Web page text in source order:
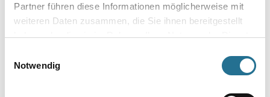
Partner führen diese Informationen möglicherweise mit
weiteren Daten zusammen, die Sie ihnen bereitgestellt
haben oder die sie im Rahmen Ihrer Nutzung der Dienste
Notwendig
Umrechnungsfaktoren